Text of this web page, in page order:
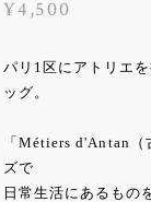
¥4,500
パリ1区にアトリエ
ッグ。
「Métiers d'Antan
ズで
日常生活にあるもの